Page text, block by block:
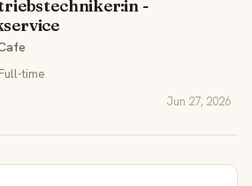
-
Full-time
Jun 27, 2026